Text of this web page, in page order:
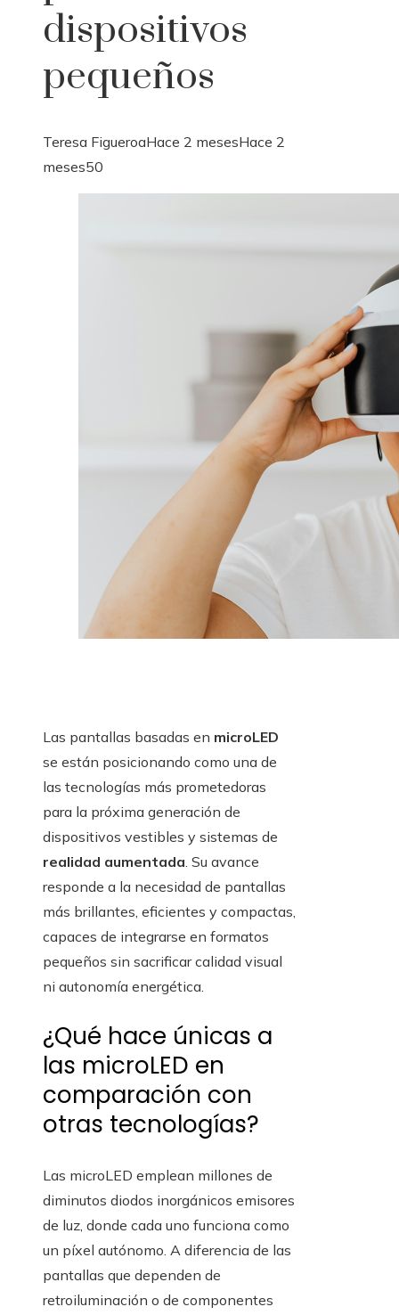
dispositivos
pequeños
Teresa FigueroaHace 2 mesesHace 2
meses50
Las pantallas basadas en microLED
se están posicionando como una de
las tecnologías más prometedoras
para la próxima generación de
dispositivos vestibles y sistemas de
realidad aumentada. Su avance
responde a la necesidad de pantallas
más brillantes, eficientes y compactas,
capaces de integrarse en formatos
pequeños sin sacrificar calidad visual
ni autonomía energética.
¿Qué hace únicas a
las microLED en
comparación con
otras tecnologías?
Las microLED emplean millones de
diminutos diodos inorgánicos emisores
de luz, donde cada uno funciona como
un píxel autónomo. A diferencia de las
pantallas que dependen de
retroiluminación o de componentes